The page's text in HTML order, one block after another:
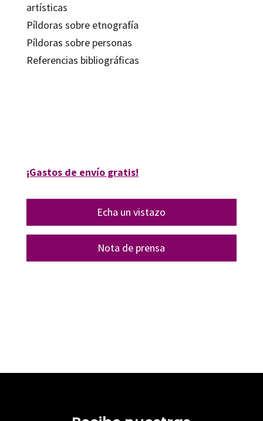
artísticas
Píldoras sobre etnografía
Píldoras sobre personas
Referencias bibliográficas
¡Gastos de envío gratis!
Echa un vistazo
Nota de prensa